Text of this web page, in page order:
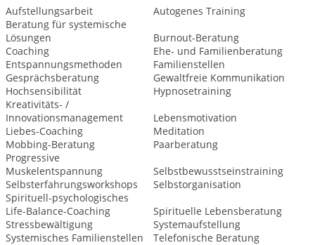
Aufstellungsarbeit
Autogenes Training
Beratung für systemische
Lösungen
Burnout-Beratung
Coaching
Ehe- und Familienberatung
Entspannungsmethoden
Familienstellen
Gesprächsberatung
Gewaltfreie Kommunikation
Hochsensibilität
Hypnosetraining
Kreativitäts- /
Innovationsmanagement
Lebensmotivation
Liebes-Coaching
Meditation
Mobbing-Beratung
Paarberatung
Progressive
Muskelentspannung
Selbstbewusstseinstraining
Selbsterfahrungsworkshops
Selbstorganisation
Spirituell-psychologisches
Life-Balance-Coaching
Spirituelle Lebensberatung
Stressbewältigung
Systemaufstellung
Systemisches Familienstellen
Telefonische Beratung